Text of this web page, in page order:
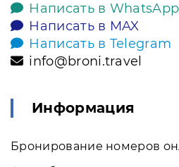
Написать в WhatsApp
Написать в MAX
Написать в Telegram
info@broni.travel
Информация
Бронирование номеров